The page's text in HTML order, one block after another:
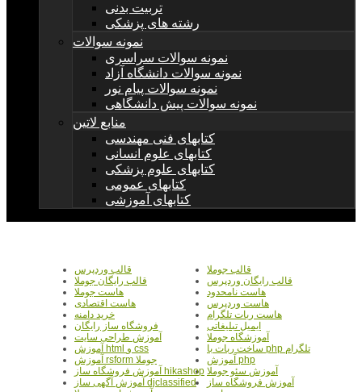
تربیت بدنی
رشته های پزشکی
نمونه سوالات
نمونه سوالات سراسری
نمونه سوالات دانشگاه آزاد
نمونه سوالات پیام نور
نمونه سوالات پیش دانشگاهی
منابع لاتین
کتابهای فنی مهندسی
کتابهای علوم انسانی
کتابهای علوم پزشکی
کتابهای عمومی
کتابهای آموزشی
قالب جوملا
قالب وردپرس
قالب رایگان وردپرس
قالب رایگان جوملا
هاست نامحدود
هاست جوملا
هاست وردپرس
هاست اقتصادی
هاست ربات تلگرام
خرید دامنه
ایمیل تبلیغاتی
فروشگاه ساز رایگان
آموزشگاه جوملا
آموزش طراحی سایت
ساخت ربات با php تلگرام
آموزش html و css
آموزش php
آموزش rsform جوملا
آموزش سئو جوملا آموزش فروشگاه ساز hikashop
آموزش فروشگاه ساز
آموزش آگهی ساز djclassified